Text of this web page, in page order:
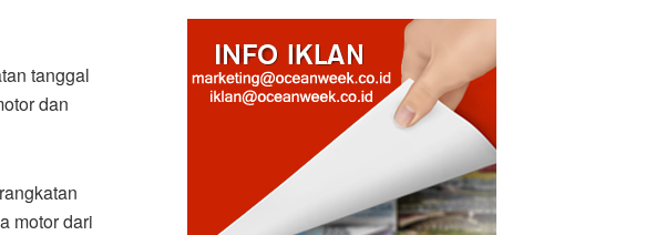
tanggal
dan
motor dari